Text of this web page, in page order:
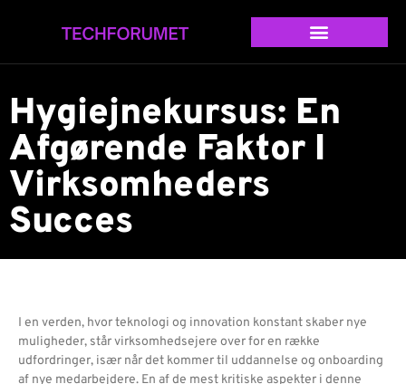
Hygiejnekursus: En
Afgørende Faktor I
Virksomheders
Succes
I en verden, hvor teknologi og innovation konstant skaber nye
muligheder, står virksomhedsejere over for en række
udfordringer, især når det kommer til uddannelse og onboarding
af nye medarbejdere. En af de mest kritiske aspekter i denne